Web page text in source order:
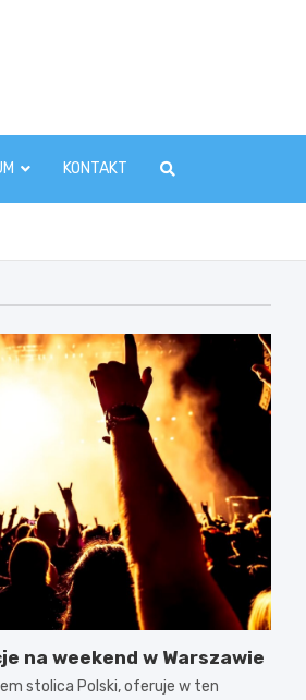
KONTAKT
na weekend w Warszawie
stolica Polski, oferuje w ten